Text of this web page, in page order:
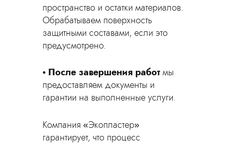
пространство и остатки материалов.
Обрабатываем поверхность
защитными составами, если это
предусмотрено.
После завершения работмы
предоставляем документы и
гарантии на выполненные услуги.
Компания «Экопластер»
гарантирует, что процесс